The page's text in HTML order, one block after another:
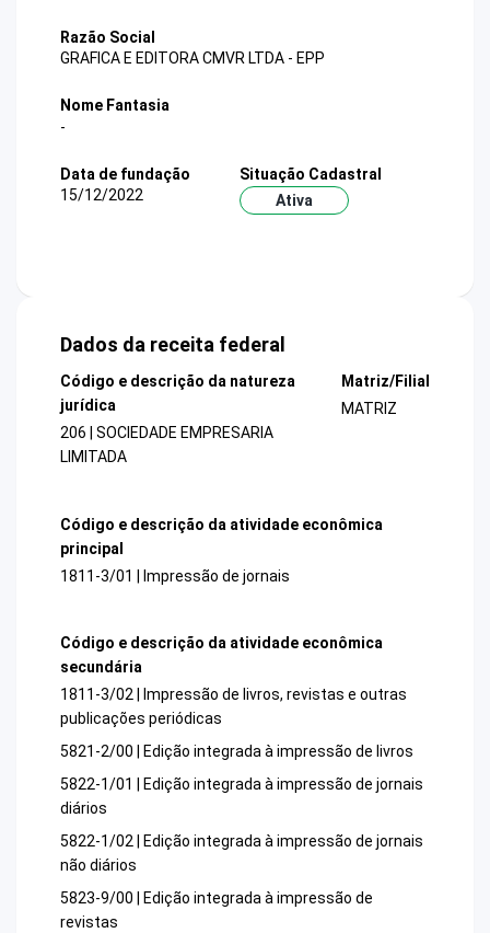
Razão Social
GRAFICA E EDITORA CMVR LTDA - EPP
Nome Fantasia
-
Data de fundação
15/12/2022
Situação Cadastral
Ativa
Dados da receita federal
Código e descrição da natureza
jurídica
206 | SOCIEDADE EMPRESARIA
LIMITADA
Matriz/Filial
MATRIZ
Código e descrição da atividade econômica
principal
1811-3/01 | Impressão de jornais
Código e descrição da atividade econômica
secundária
1811-3/02 | Impressão de livros, revistas e outras
publicações periódicas
5821-2/00 | Edição integrada à impressão de livros
5822-1/01 | Edição integrada à impressão de jornais
diários
5822-1/02 | Edição integrada à impressão de jornais
não diários
5823-9/00 | Edição integrada à impressão de
revistas